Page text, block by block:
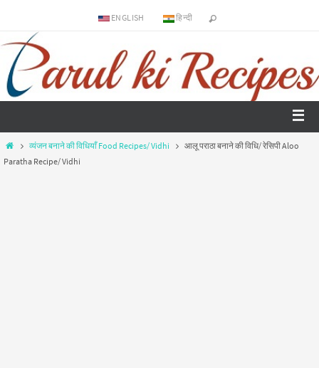
ENGLISH हिन्दी
व्यंजन बनाने की विधियाँ Food Recipes/ Vidhi
आलू पराठा बनाने की विधि/ रेसिपी Aloo
Paratha Recipe/ Vidhi